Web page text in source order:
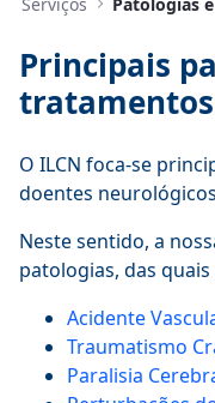
Principais
tratamentos
O ILCN foca-se
doentes
Neste sentido, a
patologias, das
Acidente
Traumatismo
Paralisia